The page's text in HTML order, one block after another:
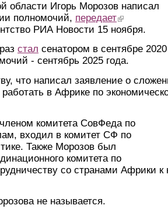
области Игорь Морозов написал
полномочий, передает(link is
РИА Новости 15 ноября.
стал сенатором в сентябре 2020
- сентябрь 2025 года.
что написал заявление о
в Африке по
комитета СовФеда по
входил в комитет СФ по
Также Морозов был
комитета по
со странами Африки к
не называется.